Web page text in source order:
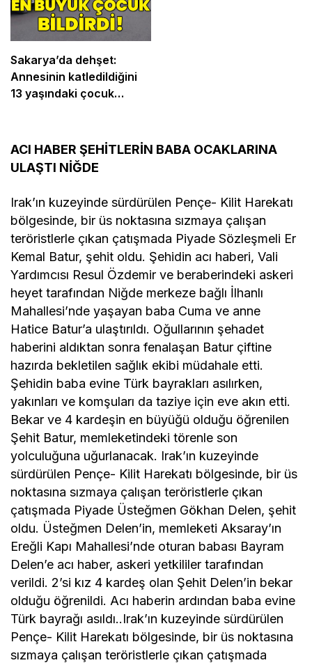
Sakarya’da dehşet:
Annesinin katledildiğini
13 yaşındaki çocuk
ACI HABER ŞEHİTLERİN BABA OCAKLARINA
ULAŞTI NİĞDE
Irak’ın kuzeyinde sürdürülen Pençe- Kilit Harekatı
bölgesinde, bir üs noktasına sızmaya çalışan
teröristlerle çıkan çatışmada Piyade Sözleşmeli Er
Kemal Batur, şehit oldu. Şehidin acı haberi, Vali
Yardımcısı Resul Özdemir ve beraberindeki askeri
heyet tarafından Niğde merkeze bağlı İlhanlı
Mahallesi’nde yaşayan baba Cuma ve anne
Hatice Batur’a ulaştırıldı. Oğullarının şehadet
haberini aldıktan sonra fenalaşan Batur çiftine
hazırda bekletilen sağlık ekibi müdahale etti.
Şehidin baba evine Türk bayrakları asılırken,
yakınları ve komşuları da taziye için eve akın etti.
Bekar ve 4 kardeşin en büyüğü olduğu öğrenilen
Şehit Batur, memleketindeki törenle son
yolculuğuna uğurlanacak. Irak’ın kuzeyinde
sürdürülen Pençe- Kilit Harekatı bölgesinde, bir üs
noktasına sızmaya çalışan teröristlerle çıkan
çatışmada Piyade Üsteğmen Gökhan Delen, şehit
oldu. Üsteğmen Delen’in, memleketi Aksaray’ın
Ereğli Kapı Mahallesi’nde oturan babası Bayram
Delen’e acı haber, askeri yetkililer tarafından
verildi. 2’si kız 4 kardeş olan Şehit Delen’in bekar
olduğu öğrenildi. Acı haberin ardından baba evine
Türk bayrağı asıldı..Irak’ın kuzeyinde sürdürülen
Pençe- Kilit Harekatı bölgesinde, bir üs noktasına
sızmaya çalışan teröristlerle çıkan çatışmada